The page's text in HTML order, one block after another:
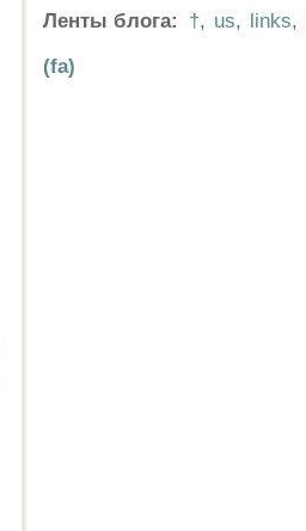
Ленты блога: †, us, links,
(fa)